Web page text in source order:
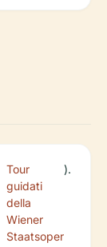
Tour
guidati
della
Wiener
Staatsoper
).